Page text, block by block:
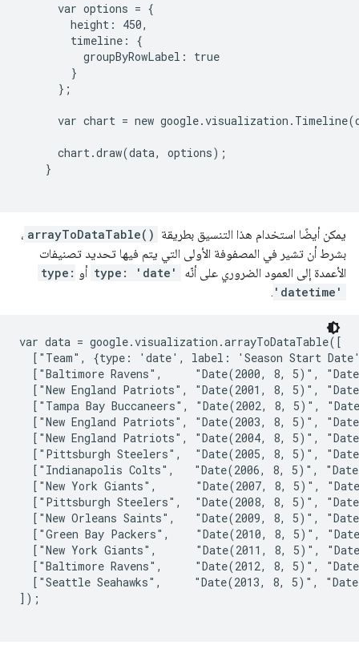
      var options = {
        height: 450,
        timeline: {
          groupByRowLabel: true
        }
      };
var chart = new
      chart.draw(data, options);
    }
يمكن أيضًا استخدام هذا التنسيق بطريقة arrayToDataTable() ،
بشرط أن تشير في المصفوفة الأولى التي يتم فيها تحديد تصنيفات
الأعمدة إلى العمود الضروري على أنّه
type: 'date' أو type:
'datetime'
.
var data = google.visualization.arrayToDataTable([
["Team", {type: 'date', label: 'Season Start
["Baltimore Ravens",     "Date(2000, 8, 5)",
["New England Patriots", "Date(2001, 8, 5)",
["Tampa Bay Buccaneers", "Date(2002, 8, 5)",
["New England Patriots", "Date(2003, 8, 5)",
["New England Patriots", "Date(2004, 8, 5)",
["Pittsburgh Steelers",  "Date(2005, 8, 5)",
["Indianapolis Colts",   "Date(2006, 8, 5)",
["New York Giants",      "Date(2007, 8, 5)",
["Pittsburgh Steelers",  "Date(2008, 8, 5)",
["New Orleans Saints",   "Date(2009, 8, 5)",
["Green Bay Packers",    "Date(2010, 8, 5)",
["New York Giants",      "Date(2011, 8, 5)",
["Baltimore Ravens",     "Date(2012, 8, 5)",
["Seattle Seahawks",     "Date(2013, 8, 5)",
]);